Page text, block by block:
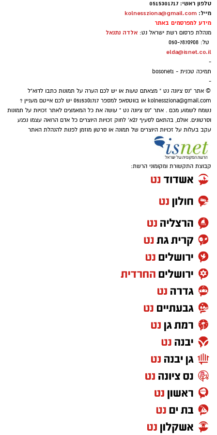
28.5.2024 בן 21 בנופלו יהי זכרו ברוך
⇐וואטסאפ נס ציונה נט - קליק אחד ואתם
איפה יש בנס ציונה מצלמות חניה
הכסף שנעלם בשקט: כך דמי הניהול שוחקים
לפנסיונרים אלפי שקלים
שעולה לנו בראש זה אדם חסר אמצעים, נדכה
ושפל רוח, או ילדים לבושים בגדים ישנים עם עיניים
כבויות תאבים למשהו חדש ומרענן.
אבל מה שלא עולה לנו בראש זה שהאדם ה'עני'
וה'נזקק' לנו ביותר ושהוא הכי קרוב אלינו ותלוי רק
בואו אם כן נלמד כיצד התורה מגדירה את האדם
ה'נזקק' בהקשר של מצוות ה'צדקה' הנאמרת
בפרשת השבוע וכך נאמר: "כי יהיה בך אביון..." מה
פשר המונח 'בך' אביון?.
וכי האביון הוא בי הרי האביון הוא זולתי? אלא
איזהו אביון שהוא 'בך' כלומר, שהוא תלוי בך בלבד,
שעיניו נשואות רק אליך, שהוא הכי קרוב אליך, זהו
בן הזוג שלך! והתורה ממשיכה: "לא תאמץ את
לבבך... כי פתח תפתח את ידך לו והעבט תעביטנו
די מחסורו אשר יחסר לו".
כלומר, אל תאמץ את לבך אלא פתח את לבך אליו,
מתי 'פתיחת הלב' נצרכת, דווקא לחלק ה"אחר
והשונה" שקיים בבן הזוג שלנו, להכיל את 'רגשותיו'
'חוויותיו', להקשיב לדיבורו ולשמוע את דעתו גם
טלפון ראשי: 0515301717
מייל: kolnessziona@gmail.com
מידע למפרסמים באתר
מנהלת פרסום רשת ישראל נט: אלדה נתנאל
טל: 050-7870908
elda@isnet.co.il
-
תמיכה טכנית - bosonet1
-
© אתר "נס ציונה נט " מצאתם טעות או יש לכם הערה על תמונות כתבו לדוא"ל
kolnessziona@gmail.com
או בווטסאפ למספר 0515301717 יש לכם אייטם מעניין ?
נשמח לשמוע מכם . אתר "נס ציונה נט " עושה את כל המאמצים לאתר זכויות על תמונות
וסרטונים. אולם, בהתאם לסעיף 27א' לחוק זכויות היוצרים כל אדם הרואה עצמו נפגע
עקב בעלות על זכויות היוצרים של תמונה או סרטון מוזמן לפנות להנהלת האתר
קבוצת התקשורת ומקומוני הרשת: